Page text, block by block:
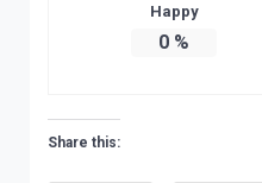
Happy
0 %
Share this: